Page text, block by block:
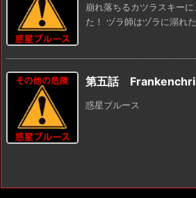
崩れ落ちるカツラスキー
た！ ヅラ師はヅラに溺れ
第五話
惑星ブルース